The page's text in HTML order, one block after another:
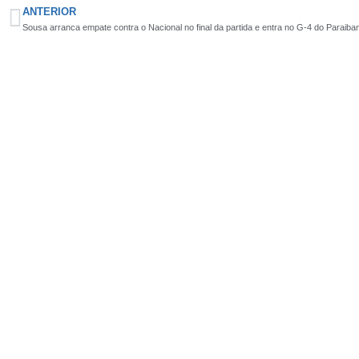
ANTERIOR
Sousa arranca empate contra o Nacional no final da partida e entra no G-4 do